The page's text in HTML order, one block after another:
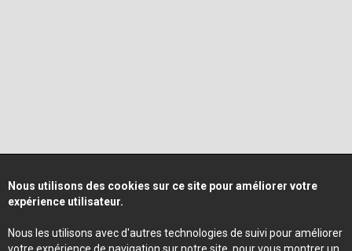
Nous utilisons des cookies sur ce site pour améliorer votre
expérience utilisateur.
Nous les utilisons avec d'autres technologies de suivi pour améliorer